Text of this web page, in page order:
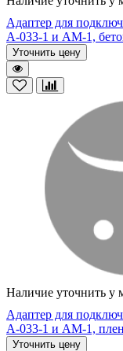
Адаптер для
А-033-1 и АМ-1,
Уточнить цену
Наличие уточнить у
Адаптер для
А-033-1 и АМ-1,
Уточнить цену